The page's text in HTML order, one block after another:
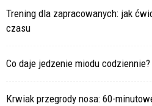
Trening dla zapracowanych: jak
czasu
Co daje jedzenie miodu codziennie?
Krwiak przegrody nosa: 60-